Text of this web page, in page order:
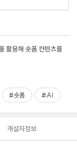
활용해 숏폼 컨텐츠를
#숏폼 #AI
개설자정보